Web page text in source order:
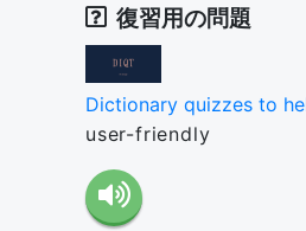
復習用の問題
Dictionary quizzes to
user-friendly